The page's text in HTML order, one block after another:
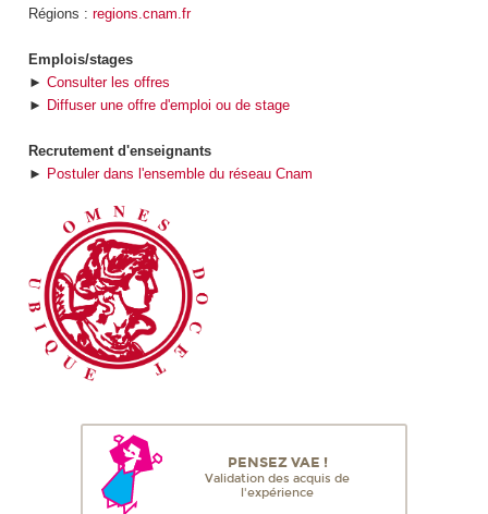
Régions : regions.cnam.fr
Emplois/stages
► Consulter les offres
► Diffuser une offre d'emploi ou de stage
Recrutement d'enseignants
► Postuler dans l'ensemble du réseau Cnam
PENSEZ VAE !
Validation des acquis de
l'expérience